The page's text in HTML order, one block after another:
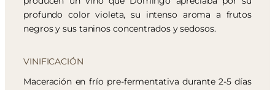
profundo color violeta, su intenso aroma a frutos
negros y sus taninos concentrados y sedosos.
VINIFICACIÓN
Maceración en frío pre-fermentativa durante 2-5 días